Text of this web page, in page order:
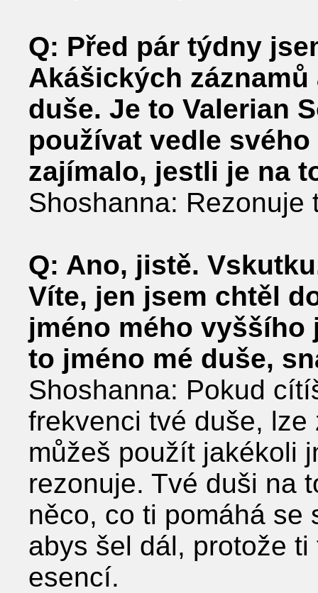
Q: Před pár týdny
Akášických
duše. Je to Valerian
používat vedle
zajímalo, jestli je na
Shoshanna: Rezonuje
Q: Ano, jistě.
Víte, jen jsem chtěl
jméno mého vyššího
to jméno mé duše,
Shoshanna: Pokud
frekvenci tvé duše,
můžeš použít jakékoli
rezonuje. Tvé duši na
něco, co ti pomáhá se
abys šel dál, protože
esencí.